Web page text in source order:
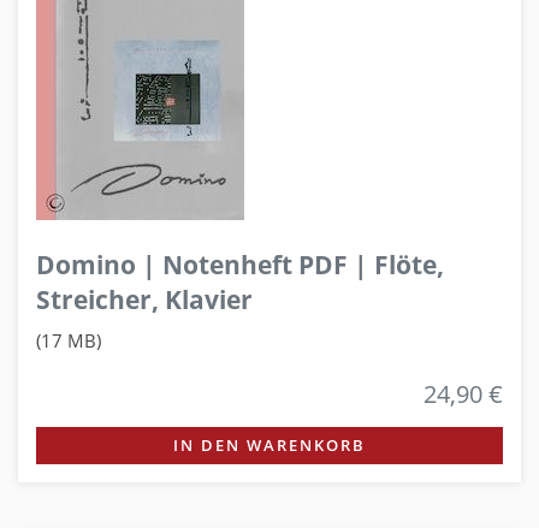
Domino | Notenheft PDF | Flöte,
Streicher, Klavier
(17 MB)
24,90 €
IN DEN WARENKORB